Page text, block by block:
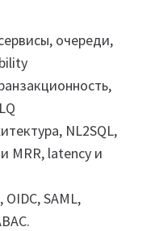
очереди,
NL2SQL,
MRR, latency и
SAML,